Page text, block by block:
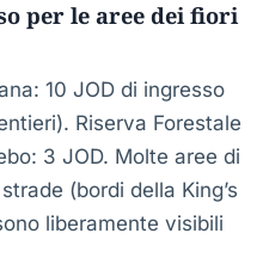
per le aree dei fiori
10 JOD di ingresso
Riserva Forestale
3 JOD. Molte aree di
(bordi della King’s
liberamente visibili